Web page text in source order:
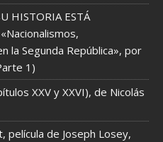
HISTORIA ESTÁ
la Segunda República», por
1)
XXV y XXVI), de Nicolás
película de Joseph Losey,